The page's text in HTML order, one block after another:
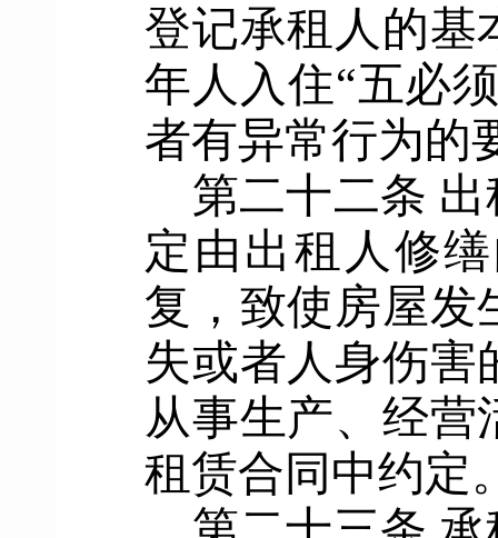
登记承租人的基
年人入住“五必
者有异常行为的
第二十二条
定由出租人修
复，致使房屋发
失或者人身伤害
从事生产、经营
租赁合同中约定